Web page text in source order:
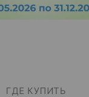
ГДЕ КУПИТЬ